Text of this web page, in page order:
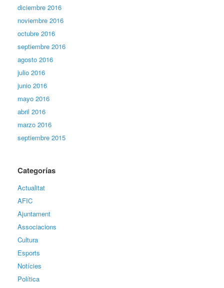
diciembre 2016
noviembre 2016
octubre 2016
septiembre 2016
agosto 2016
julio 2016
junio 2016
mayo 2016
abril 2016
marzo 2016
septiembre 2015
Categorías
Actualitat
AFIC
Ajuntament
Associacions
Cultura
Esports
Notícies
Política